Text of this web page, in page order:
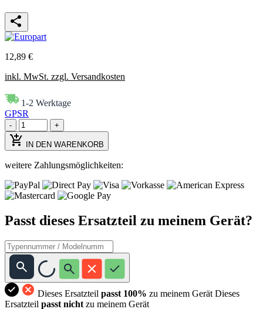
12,89 €
inkl. MwSt. zzgl. Versandkosten
1-2 Werktage
GPSR
- +
IN DEN WARENKORB
weitere Zahlungsmöglichkeiten:
Passt dieses Ersatzteil zu meinem Gerät?
Dieses Ersatzteil passt 100% zu meinem Gerät Dieses
Ersatzteil passt nicht zu meinem Gerät